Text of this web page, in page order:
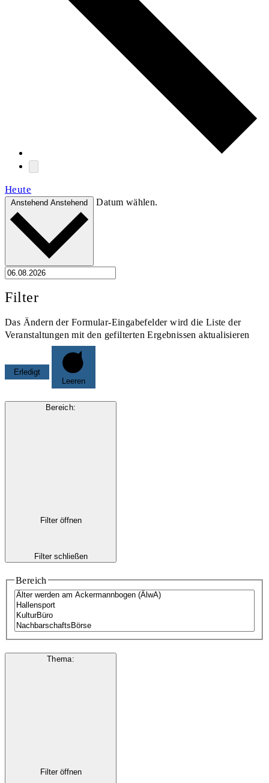
Heute
Anstehend Anstehend Datum wählen.
Filter
Das Ändern der Formular-Eingabefelder wird die Liste der
Veranstaltungen mit den gefilterten Ergebnissen aktualisieren
Erledigt
Leeren
Bereich:
Filter öffnen
Filter schließen
Bereich
Thema:
Filter öffnen